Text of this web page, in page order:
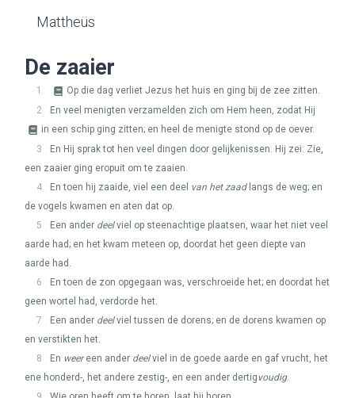
Mattheüs
De zaaier
1
Op die dag verliet Jezus het huis en ging bij de zee zitten.
2
En veel menigten verzamelden zich om Hem heen, zodat Hij
in een schip ging zitten; en heel de menigte stond op de oever.
3
En Hij sprak tot hen veel dingen door gelijkenissen. Hij zei: Zie,
een zaaier ging eropuit om te zaaien.
4
En toen hij zaaide, viel een deel van het zaadlangs de weg; en
de vogels kwamen en aten dat op.
5
Een ander deelviel op steenachtige plaatsen, waar het niet veel
aarde had; en het kwam meteen op, doordat het geen diepte van
aarde had.
6
En toen de zon opgegaan was, verschroeide het; en doordat het
geen wortel had, verdorde het.
7
Een ander deelviel tussen de dorens; en de dorens kwamen op
en verstikten het.
8
En weereen ander deelviel in de goede aarde en gaf vrucht, het
ene honderd-, het andere zestig-, en een ander dertig voudig.